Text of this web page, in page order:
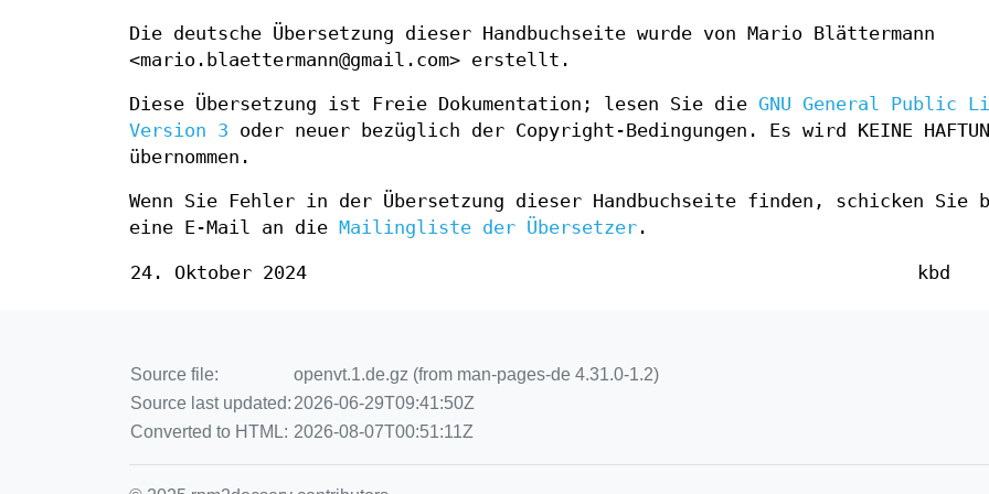
Die deutsche Übersetzung dieser Handbuchseite wurde von Mario Blättermann
<mario.blaettermann@gmail.com> erstellt.
Diese Übersetzung ist Freie Dokumentation; lesen Sie die GNU General Public
Version 3 oder neuer bezüglich der Copyright-Bedingungen. Es wird KEINE
übernommen.
Wenn Sie Fehler in der Übersetzung dieser Handbuchseite finden, schicken Sie
eine E-Mail an die Mailingliste der Übersetzer .
24. Oktober 2024 kbd
Source file:
openvt.1.de.gz (from man-pages-de 4.31.0-1.2)
Source last updated: 2026-06-29T09:41:50Z
Converted to HTML: 2026-08-07T00:51:11Z